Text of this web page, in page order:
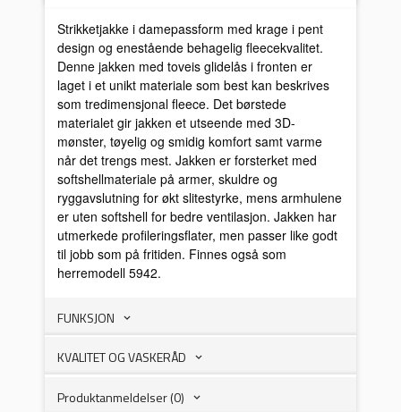
Strikketjakke i damepassform med krage i pent
design og enestående behagelig fleecekvalitet.
Denne jakken med toveis glidelås i fronten er
laget i et unikt materiale som best kan beskrives
som tredimensjonal fleece. Det børstede
materialet gir jakken et utseende med 3D-
mønster, tøyelig og smidig komfort samt varme
når det trengs mest. Jakken er forsterket med
softshellmateriale på armer, skuldre og
ryggavslutning for økt slitestyrke, mens armhulene
er uten softshell for bedre ventilasjon. Jakken har
utmerkede profileringsflater, men passer like godt
til jobb som på fritiden. Finnes også som
herremodell 5942.
FUNKSJON
KVALITET OG VASKERÅD
Produktanmeldelser (0)